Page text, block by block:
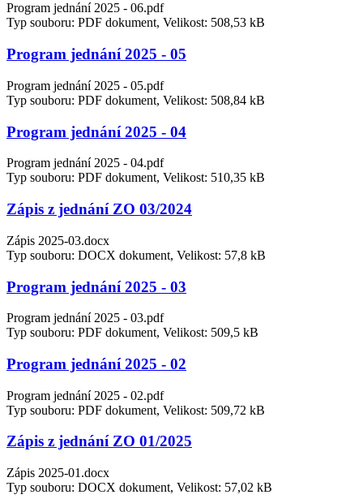
Program jednání 2025 - 06.pdf
Typ souboru: PDF dokument, Velikost: 508,53 kB
Program jednání 2025 - 05
Program jednání 2025 - 05.pdf
Typ souboru: PDF dokument, Velikost: 508,84 kB
Program jednání 2025 - 04
Program jednání 2025 - 04.pdf
Typ souboru: PDF dokument, Velikost: 510,35 kB
Zápis z jednání ZO 03/2024
Zápis 2025-03.docx
Typ souboru: DOCX dokument, Velikost: 57,8 kB
Program jednání 2025 - 03
Program jednání 2025 - 03.pdf
Typ souboru: PDF dokument, Velikost: 509,5 kB
Program jednání 2025 - 02
Program jednání 2025 - 02.pdf
Typ souboru: PDF dokument, Velikost: 509,72 kB
Zápis z jednání ZO 01/2025
Zápis 2025-01.docx
Typ souboru: DOCX dokument, Velikost: 57,02 kB